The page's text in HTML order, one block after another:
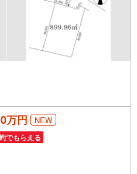
社でのみご紹介可能なオープンハ
の物件
万円 NEW
でもらえる